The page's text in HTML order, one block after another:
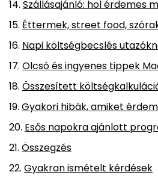
Szállásajánló: hol érdemes
Éttermek, street food,
Napi költségbecslés
Olcsó és ingyenes tippek
Összesített
Gyakori hibák, amiket
Esős napokra ajánlott
Összegzés
Gyakran ismételt kérdések